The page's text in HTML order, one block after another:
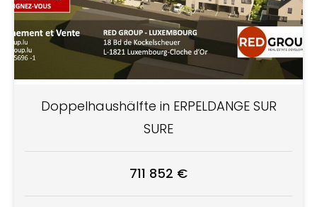
Doppelhaushälfte in ERPELDANGE SUR
SURE
711 852 €